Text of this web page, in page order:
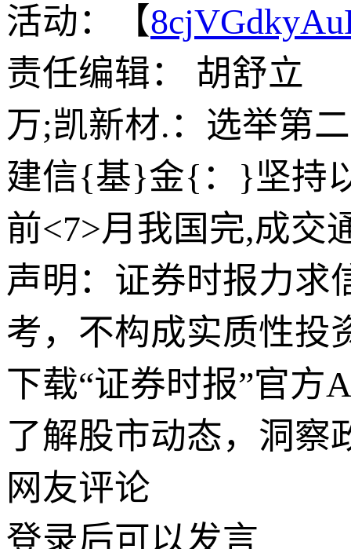
活动：【
责任编辑： 胡舒立
万;凯新材.：选举第
建信{基}金{：}坚持
前<7>月我国完,成交
声明：证券时报力求
考，不构成实质性投
下载“证券时报”官方
了解股市动态，洞察
网友评论
登录后可以发言